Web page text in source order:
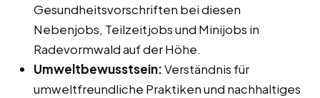
Gesundheitsvorschriften bei diesen
Nebenjobs, Teilzeitjobs und Minijobs in
Radevormwald auf der Höhe.
Umweltbewusstsein:Verständnis für
umweltfreundliche Praktiken und nachhaltiges